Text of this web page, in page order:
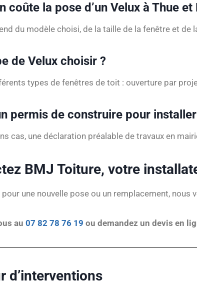
coûte la pose d’un Velux à Thue et
du modèle choisi, de la taille de la fenêtre et
de Velux choisir ?
types de fenêtres de toit : ouverture par
permis de construire pour installer
cas, une déclaration préalable de travaux en
BMJ Toiture, votre
pour une nouvelle pose ou un remplacement,
au 07 82 78 76 19 ou demandez un devis en
d’interventions